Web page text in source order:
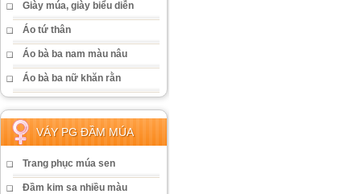
Giày múa, giày biểu diễn
Áo tứ thân
Áo bà ba nam màu nâu
Áo bà ba nữ khăn rằn
VÁY PG ĐẦM MÚA
Trang phục múa sen
Đầm kim sa nhiều màu